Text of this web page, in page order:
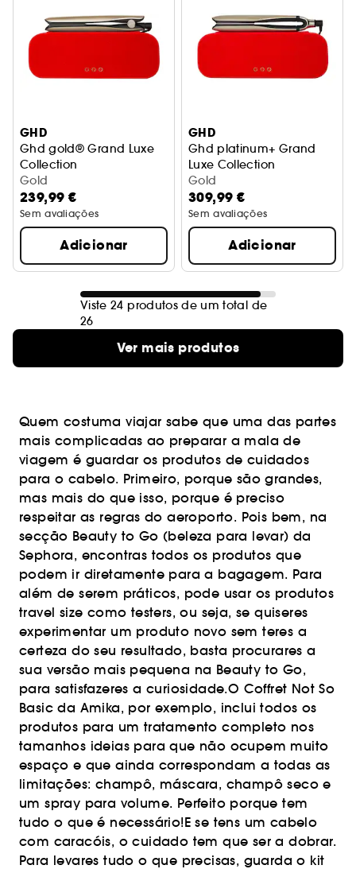
GHD
Ghd gold® Grand Luxe
Collection
edição limitada ouro champanhe
Gold
239,99 €
Sem avaliações
Adicionar
GHD
Ghd platinum+ Grand
Luxe Collection
edição limitada ouro
Gold
309,99 €
Sem avaliações
Adicionar
Viste 24 produtos de um total de
26
Ver mais produtos
Quem costuma viajar sabe que uma das partes
mais complicadas ao preparar a mala de
viagem é guardar os produtos de cuidados
para o cabelo. Primeiro, porque são grandes,
mas mais do que isso, porque é preciso
respeitar as regras do aeroporto. Pois bem, na
secção Beauty to Go (beleza para levar) da
Sephora, encontras todos os produtos que
podem ir diretamente para a bagagem. Para
além de serem práticos, pode usar os produtos
travel size como testers, ou seja, se quiseres
experimentar um produto novo sem teres a
certeza do seu resultado, basta procurares a
sua versão mais pequena na Beauty to Go,
para satisfazeres a curiosidade.O Coffret Not So
Basic da Amika, por exemplo, inclui todos os
produtos para um tratamento completo nos
tamanhos ideias para que não ocupem muito
espaço e que ainda correspondam a todas as
limitações: champô, máscara, champô seco e
um spray para volume. Perfeito porque tem
tudo o que é necessário!E se tens um cabelo
com caracóis, o cuidado tem que ser a dobrar.
Para levares tudo o que precisas, guarda o kit